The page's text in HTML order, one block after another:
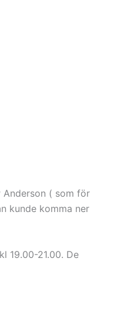
Anderson ( som för
kunde komma ner
19.00-21.00. De